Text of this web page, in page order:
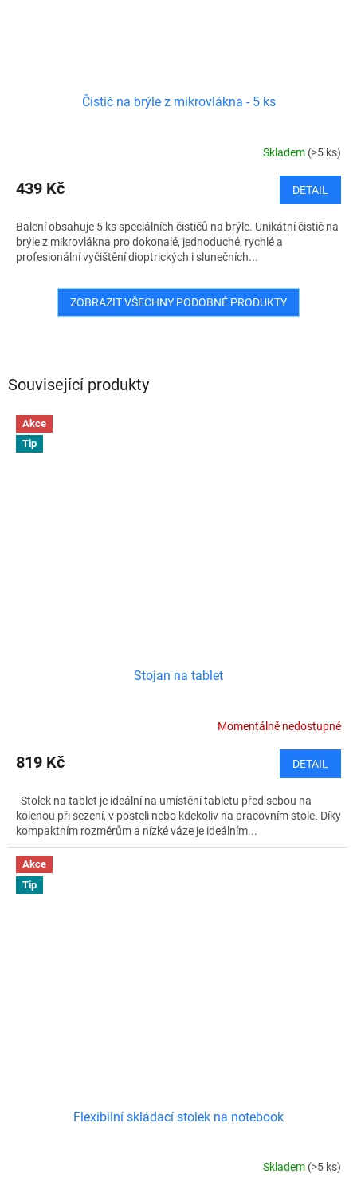
Související produkty
Akce
Tip
Stojan na tablet
Momentálně nedostupné
819 Kč DETAIL
Stolek na tablet je ideální na umístění tabletu před sebou na
kolenou při sezení, v posteli nebo kdekoliv na pracovním stole. Díky
kompaktním rozměrům a nízké váze je ideálním...
Akce
Tip
Flexibilní skládací stolek na notebook
Skladem (>5 ks)
Čistič na brýle z mikrovlákna - 5 ks
Skladem (>5 ks)
439 Kč DETAIL
Balení obsahuje 5 ks speciálních čističů na brýle. Unikátní čistič na
brýle z mikrovlákna pro dokonalé, jednoduché, rychlé a
profesionální vyčištění dioptrických i slunečních...
ZOBRAZIT VŠECHNY PODOBNÉ PRODUKTY